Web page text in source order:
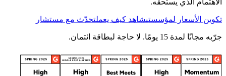
الاهتمام الذي يستحقه.
تكوين الأسعار لمؤسستيشاهد كيف يعملتحدّث مع مستشار
جرّبه مجانًا لمدة 15 يومًا. لا حاجة لبطاقة ائتمان.